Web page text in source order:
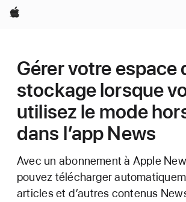
Apple
Gérer votre espace
stockage lorsque
utilisez le mode
dans l’app News
Avec un abonnement à Apple
pouvez télécharger
articles et d’autres contenus